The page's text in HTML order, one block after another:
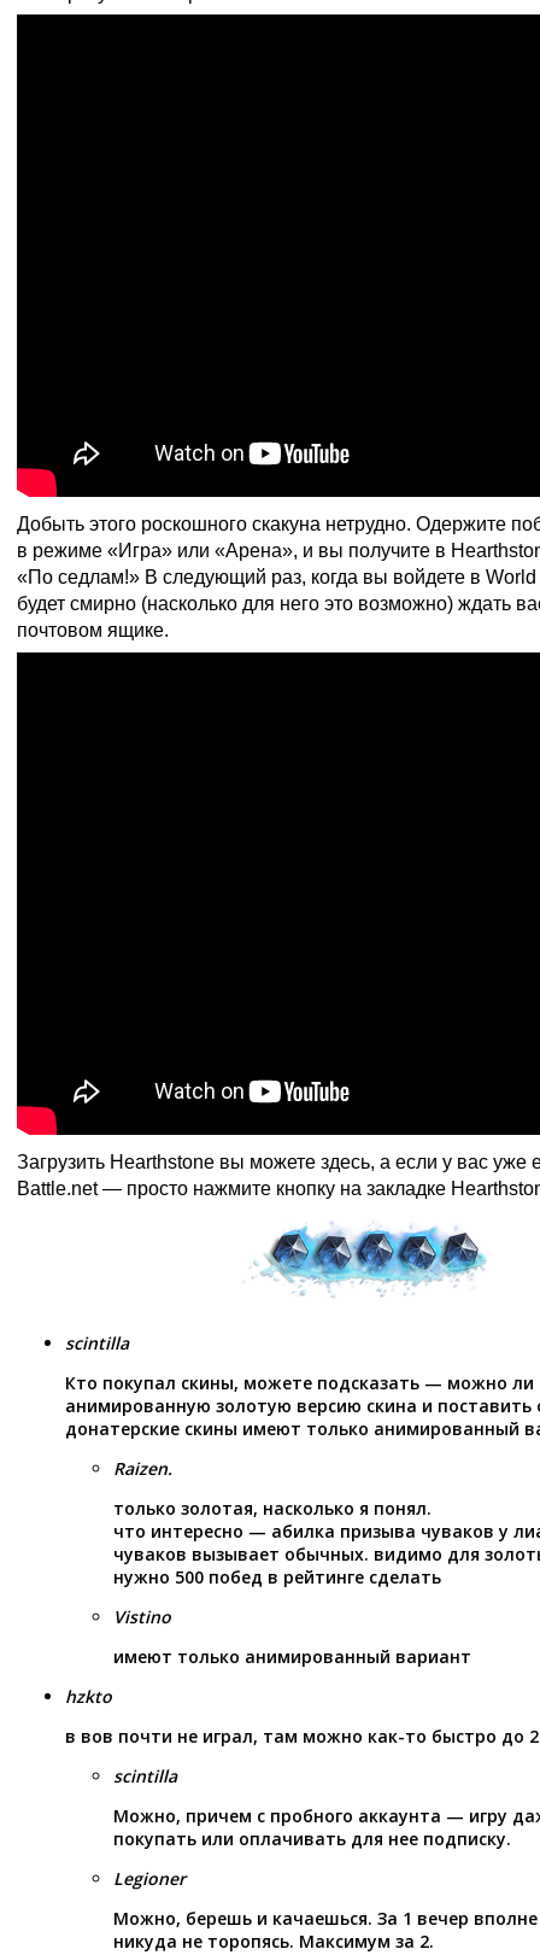
Добыть этого роскошного скакуна нетрудно. Одержите
в режиме «Игра» или «Арена», и вы получите в
«По седлам!» В следующий раз, когда вы войдете в World
будет смирно (насколько для него это возможно) ждать
почтовом ящике.
Загрузить Hearthstone вы можете здесь, а если у вас уже
Battle.net — просто нажмите кнопку на закладке
scintilla
Кто покупал скины, можете подсказать — можно ли
анимированную золотую версию скина и
донатерские скины имеют только анимированный
Raizen.
только золотая, насколько я понял.
что интересно — абилка призыва чуваков у
чуваков вызывает обычных. видимо для
нужно 500 побед в рейтинге сделать
Vistino
имеют только анимированный вариант
hzkto
в вов почти не играл, там можно как-то быстро до
scintilla
Можно, причем с пробного аккаунта — игру
покупать или оплачивать для нее подписку.
Legioner
Можно, берешь и качаешься. За 1 вечер
никуда не торопясь. Максимум за 2.